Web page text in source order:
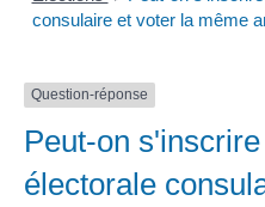
consulaire et voter la même
Question-réponse
Peut-on
électorale